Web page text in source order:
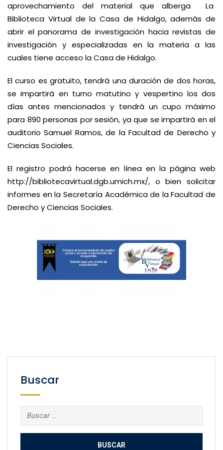
aprovechamiento del material que alberga La
Biblioteca Virtual de la Casa de Hidalgo, además de
abrir el panorama de investigación hacia revistas de
investigación y especializadas en la materia a las
cuales tiene acceso la Casa de Hidalgo.
El curso es gratuito, tendrá una duración de dos horas,
se impartirá en turno matutino y vespertino los dos
días antes mencionados y tendrá un cupo máximo
para 890 personas por sesión, ya que se impartirá en el
auditorio Samuel Ramos, de la Facultad de Derecho y
Ciencias Sociales.
El registro podrá hacerse en línea en la página web
http://bibliotecavirtual.dgb.umich.mx/, o bien solicitar
informes en la Secretaría Académica de la Facultad de
Derecho y Ciencias Sociales.
Buscar
Buscar: